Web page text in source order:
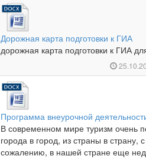
Дорожная карта подготовки к ГИА
дорожная карта
Программа внеурочной
В современном мире туризм очень
города в город, из страны в страну,
сожалению, в нашей стране еще